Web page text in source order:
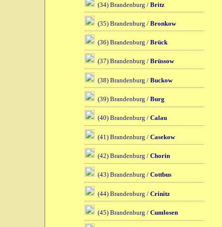
(34) Brandenburg / Britz
(35) Brandenburg / Bronkow
(36) Brandenburg / Brück
(37) Brandenburg / Brüssow
(38) Brandenburg / Buckow
(39) Brandenburg / Burg
(40) Brandenburg / Calau
(41) Brandenburg / Casekow
(42) Brandenburg / Chorin
(43) Brandenburg / Cottbus
(44) Brandenburg / Crinitz
(45) Brandenburg / Cumlosen